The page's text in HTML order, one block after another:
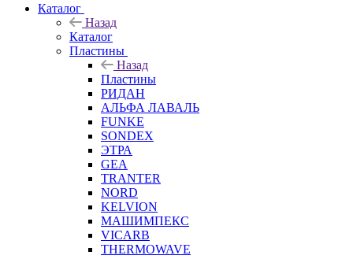
Каталог
Назад
Каталог
Пластины
Назад
Пластины
РИДАН
АЛЬФА ЛАВАЛЬ
FUNKE
SONDEX
ЭТРА
GEA
TRANTER
NORD
KELVION
МАШИМПЕКС
VICARB
THERMOWAVE